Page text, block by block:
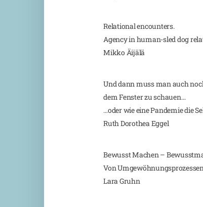
Relational encounters.
Agency in human-sled dog
Mikko Äijälä
Und dann muss man auch
dem Fenster zu schauen…
…oder wie eine Pandemie die
Ruth Dorothea Eggel
Bewusst Machen –
Von
Lara Gruhn